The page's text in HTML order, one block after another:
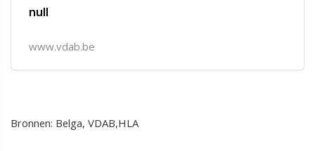
null
www.vdab.be
Bronnen: Belga, VDAB,HLA